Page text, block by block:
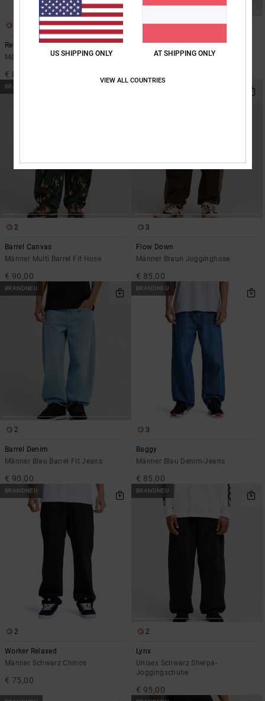
Relaxed
Männer Blau Straight Fit Jeans
€ 80,00
3
Baggy
Männer Beige Denim-Jeans
BRANDNEU
2
Barrel Canvas
Männer Multi Barrel Fit Hose
€ 90,00
3
Flow Down
Männer Braun Jogginghose
€ 85,00
BRANDNEU
2
Barrel Denim
Männer Blau Barrel Fit Jeans
€ 90,00
BRANDNEU
3
Baggy
Männer Blau Denim-Jeans
€ 85,00
BRANDNEU
2
Worker Relaxed
Männer Schwarz Chinos
€ 75,00
BRANDNEU
2
Lynx
Unisex Schwarz Sherpa-
Joggingschuhe
€ 95,00
US SHIPPING ONLY AT SHIPPING ONLY
VIEW ALL COUNTRIES